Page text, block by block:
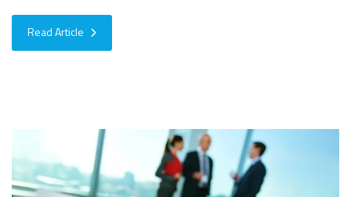
Read Article